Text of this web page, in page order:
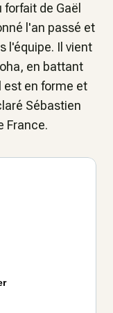
de Gaël
l'an passé et
l'équipe. Il vient
en battant
est en forme et
Sébastien
France.